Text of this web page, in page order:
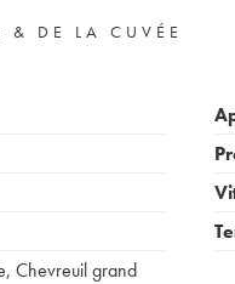
& DE LA CUVÉE
, Chevreuil grand